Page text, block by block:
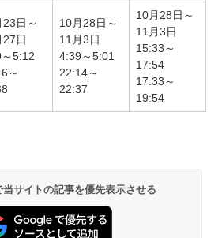
23日～
27日
5:12
～
10月28日～
11月3日
4:39～5:01
22:14～
22:37
10月28日～
11月3日
15:33～
17:54
17:33～
19:54
サイトの記事を優先表示させる